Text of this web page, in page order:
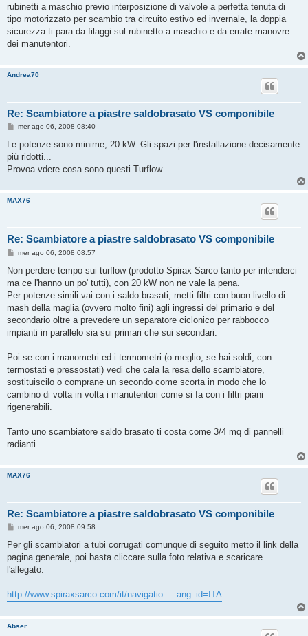
rubinetti a maschio previo interposizione di valvole a perfetta tenuta di
tipo motorizzato per scambio tra circuito estivo ed invernale, la doppia
sicurezza ti para da filaggi sul rubinetto a maschio e da errate manovre
dei manutentori.
Andrea70
Re: Scambiatore a piastre saldobrasato VS componibile
M
s
a
g
o
mer ago 06, 2008 08:40
Le potenze sono minime, 20 kW. Gli spazi per l'installazione decisamente
più ridotti...
Provoa vdere cosa sono questi Turflow
MAX76
Re: Scambiatore a piastre saldobrasato VS componibile
M
s
a
g
i
o
mer ago 06, 2008 08:57
Non perdere tempo sui turflow (prodotto Spirax Sarco tanto per intenderci
ma ce l'hanno un po' tutti), con 20 kW non ne vale la pena.
Per potenze simili vai con i saldo brasati, metti filtri con buon livello di
mash della maglia (ovvero molto fini) agli ingressi del primario e del
secondario oltre a prevedere un separatore ciclonico per rabbocco
impianti in parallelo sia sui primari che sui secondari.
Poi se con i manometri ed i termometri (o meglio, se hai soldi, con
termostati e pressostati) vedi che cala la resa dello scambiatore,
sostituiscilo o comprane un secondo come scorta in modo che lo
cambino di volta in volta i manutentori come si fa con i filtri piani
rigenerabili.
Tanto uno scambiatore saldo brasato ti costa come 3/4 mq di pannelli
radianti.
MAX76
Re: Scambiatore a piastre saldobrasato VS componibile
M
s
a
g
o
mer ago 06, 2008 09:58
Per gli scambiatori a tubi corrugati comunque di seguito metto il link della
pagina generale, poi basta cliccare sulla foto relativa e scaricare
l'allegato:
http://www.spiraxsarco.com/it/navigatio ... ang_id=ITA
Abser